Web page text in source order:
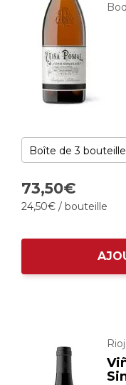
73,50€
24,50€ / bouteille